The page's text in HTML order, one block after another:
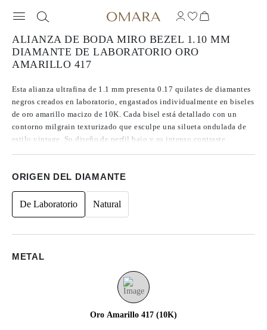
ALIANZA DE BODA MIRO BEZEL 1.10 MM
DIAMANTE DE LABORATORIO ORO
AMARILLO 417
Esta alianza ultrafina de 1.1 mm presenta 0.17 quilates de diamantes
negros creados en laboratorio, engastados individualmente en biseles
de oro amarillo macizo de 10K. Cada bisel está detallado con un
contorno milgrain texturizado que esculpe una silueta ondulada de
estilo vintage. Su diseño de perfil bajo y su intenso contraste
ORIGEN DEL DIAMANTE
De Laboratorio Natural
METAL
Oro Amarillo 417 (10K)